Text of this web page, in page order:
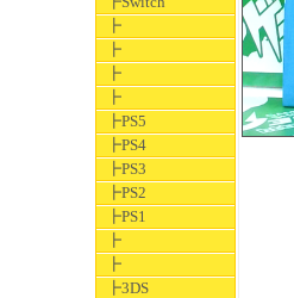
┣
┣
┣
┣
┣PS5
┣PS4
┣PS3
┣PS2
┣PS1
┣
┣
┣3DS